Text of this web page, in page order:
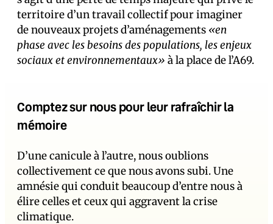
territoire d’un travail collectif pour imaginer
de nouveaux projets d’aménagements «en
phase avec les besoins des populations, les enjeux
sociaux et environnementaux» à la place de l’A69.
Comptez sur nous pour leur rafraîchir la
mémoire
D’une canicule à l’autre, nous oublions
collectivement ce que nous avons subi. Une
amnésie qui conduit beaucoup d’entre nous à
élire celles et ceux qui aggravent la crise
climatique.